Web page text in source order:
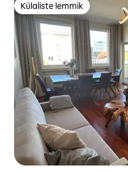
Külaliste lemmik
Külaliste lemmik